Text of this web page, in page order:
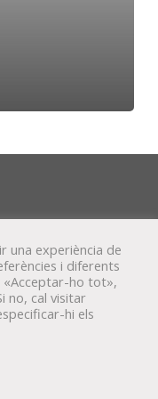
una experiència de
i diferents
«Acceptar-ho tot»,
no, cal visitar
hi els